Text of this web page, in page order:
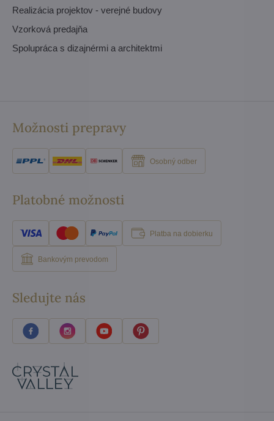
Realizácia projektov - verejné budovy
Vzorková predajňa
Spolupráca s dizajnérmi a architektmi
Možnosti prepravy
Osobný odber
Platobné možnosti
Platba na dobierku
Bankovým prevodom
Sledujte nás